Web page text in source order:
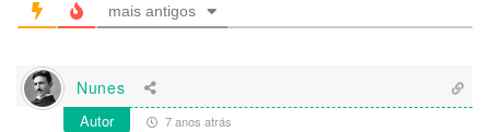
mais antigos
Nunes
Autor 7 anos atrás